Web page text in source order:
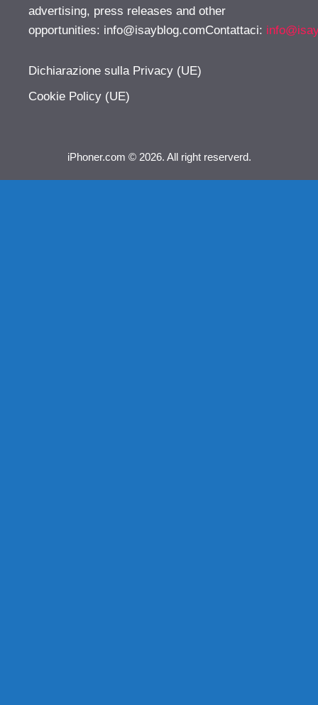
advertising, press releases and other
opportunities: info@isayblog.comContattaci:
Dichiarazione sulla Privacy (UE)
Cookie Policy (UE)
iPhoner.com © 2026. All right reserverd.